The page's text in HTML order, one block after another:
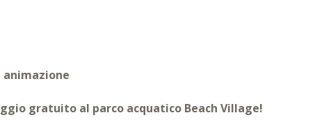
animazione
gratuito al parco acquatico Beach Village!